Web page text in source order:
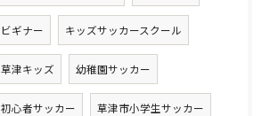
ビギナー キッズサッカースクール
草津キッズ 幼稚園サッカー
初心者サッカー 草津市小学生サッカー